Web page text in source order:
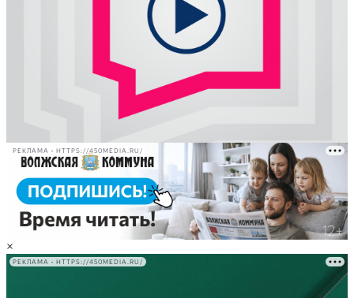
РЕКЛАМА • HTTPS://450MEDIA.RU/
×
РЕКЛАМА • HTTPS://450MEDIA.RU/